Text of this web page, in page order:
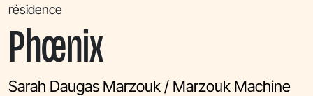
Phœnix
Sarah Daugas Marzouk / Marzouk Machine